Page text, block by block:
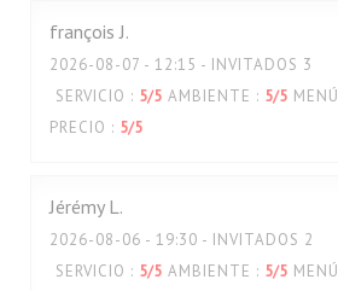
françois J
2026-08-07 - 12:15 - INVITADOS 3
SERVICIO : 5/5 AMBIENTE : 5/5 MENÚ
PRECIO : 5/5
Jérémy L
2026-08-06 - 19:30 - INVITADOS 2
SERVICIO : 5/5 AMBIENTE : 5/5 MENÚ